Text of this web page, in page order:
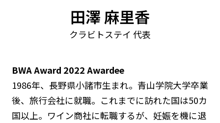
田澤 麻里香
クラビトステイ 代表
BWA Award 2022 Awardee
1986年、長野県小諸市生まれ。青山学院大学卒業
後、旅行会社に就職。これまでに訪れた国は50カ
国以上。ワイン商社に転職するが、妊娠を機に退